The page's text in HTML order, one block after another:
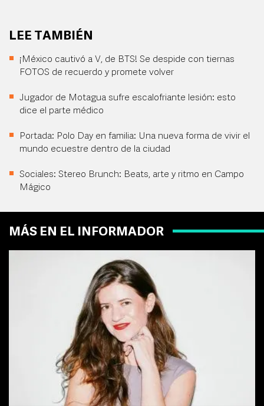
LEE TAMBIÉN
¡México cautivó a V, de BTS! Se despide con tiernas
FOTOS de recuerdo y promete volver
Jugador de Motagua sufre escalofriante lesión: esto
dice el parte médico
Portada: Polo Day en familia: Una nueva forma de vivir el
mundo ecuestre dentro de la ciudad
Sociales: Stereo Brunch: Beats, arte y ritmo en Campo
Mágico
MÁS EN EL INFORMADOR